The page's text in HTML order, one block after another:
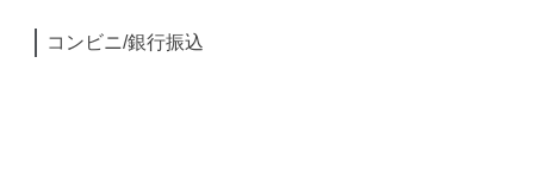
コンビニ/銀行振込